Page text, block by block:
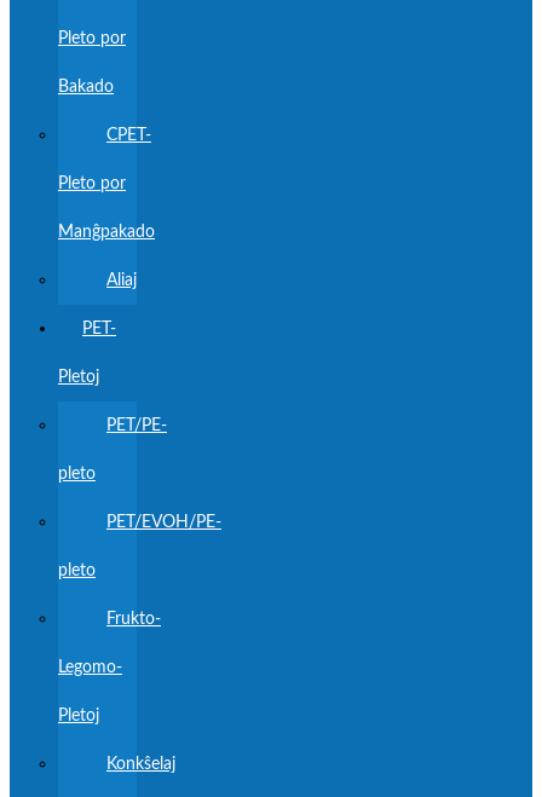
Pleto por
Bakado
CPET-
Pleto por
Manĝpakado
Aliaj
PET-
Pletoj
PET/PE-
pleto
PET/EVOH/PE-
pleto
Frukto-
Legomo-
Pletoj
Konkŝelaj